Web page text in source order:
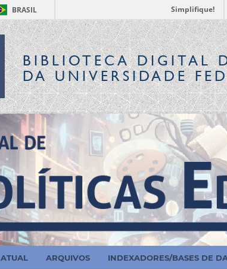
BRASIL Simplifique!
BIBLIOTECA DIGITAL
DA UNIVERSIDADE
ATUAL ARQUIVOS INDEXADORES/BASES DE